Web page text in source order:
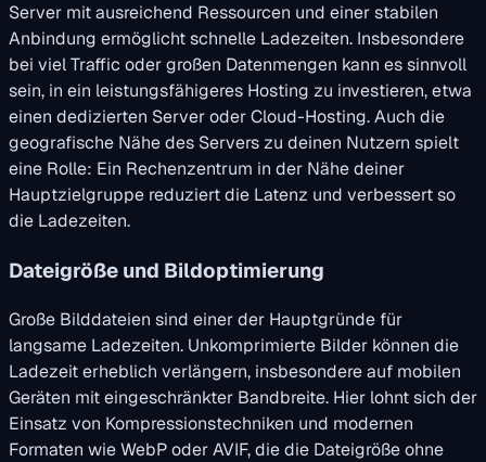
Server mit ausreichend Ressourcen und einer stabilen
Anbindung ermöglicht schnelle Ladezeiten. Insbesondere
bei viel Traffic oder großen Datenmengen kann es sinnvoll
sein, in ein leistungsfähigeres Hosting zu investieren, etwa
einen dedizierten Server oder Cloud-Hosting. Auch die
geografische Nähe des Servers zu deinen Nutzern spielt
eine Rolle: Ein Rechenzentrum in der Nähe deiner
Hauptzielgruppe reduziert die Latenz und verbessert so
die Ladezeiten.
Dateigröße und Bildoptimierung
Große Bilddateien sind einer der Hauptgründe für
langsame Ladezeiten. Unkomprimierte Bilder können die
Ladezeit erheblich verlängern, insbesondere auf mobilen
Geräten mit eingeschränkter Bandbreite. Hier lohnt sich der
Einsatz von Kompressionstechniken und modernen
Formaten wie WebP oder AVIF, die die Dateigröße ohne